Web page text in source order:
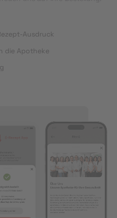
Ausdruck
die Apotheke